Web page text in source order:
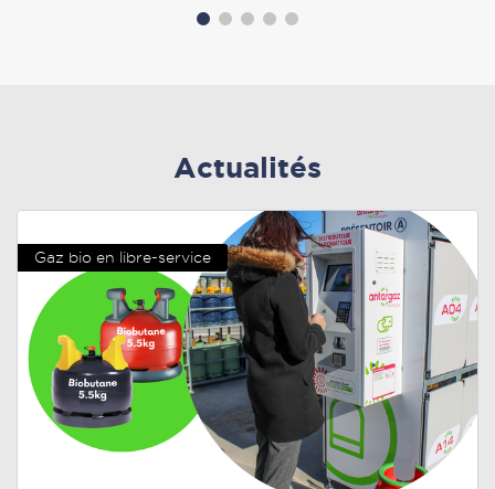
Actualités
Gaz bio en libre-service